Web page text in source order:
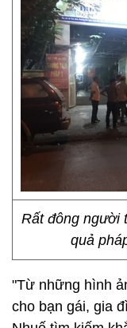
Rất đông người
quả
"Từ những hình
cho bạn gái, gia